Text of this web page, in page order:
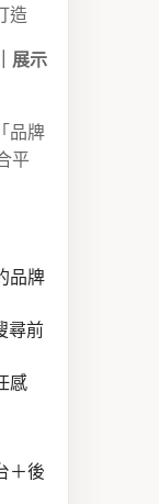
造
展示
品牌
平
品牌
尋前
感
＋後